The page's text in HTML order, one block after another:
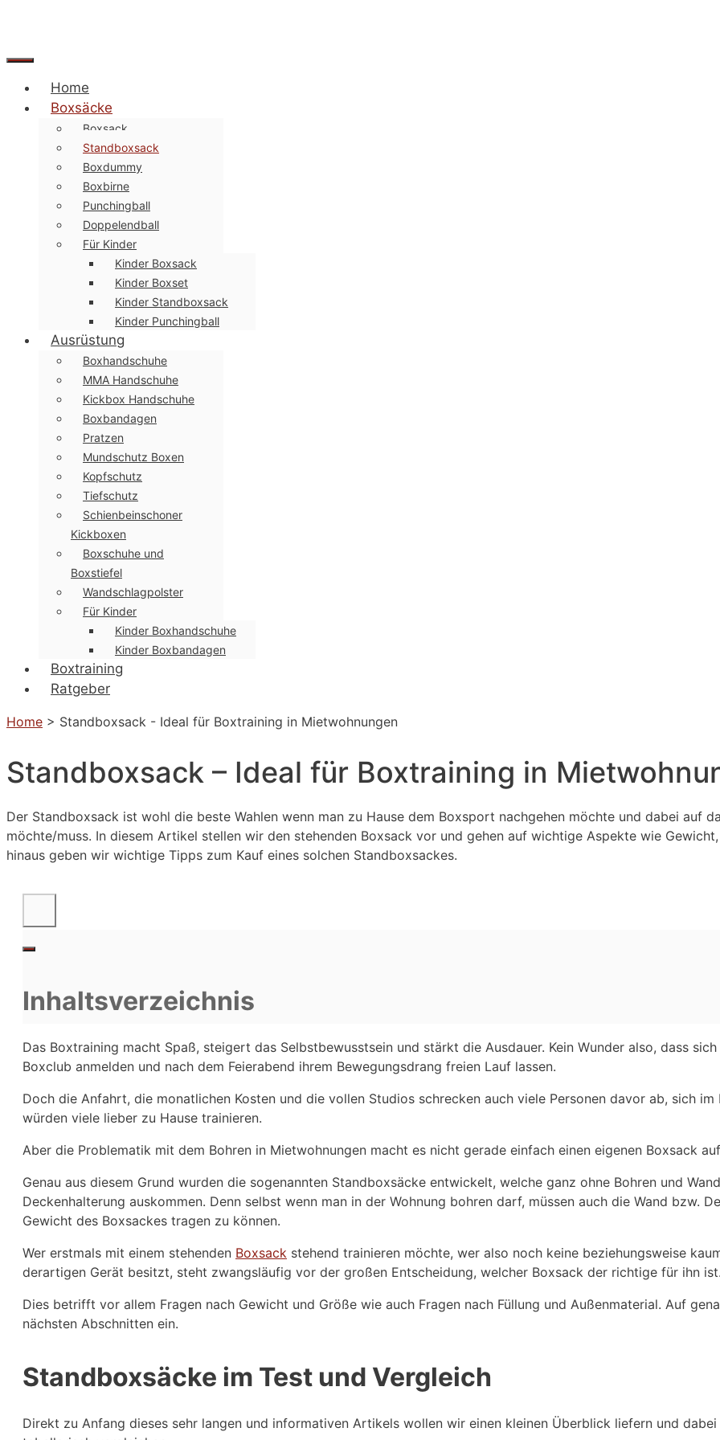
Menü
Home
Boxsäcke
Boxsack
Standboxsack
Boxdummy
Boxbirne
Punchingball
Doppelendball
Für Kinder
Kinder Boxsack
Kinder Boxset
Kinder Standboxsack
Kinder Punchingball
Ausrüstung
Boxhandschuhe
MMA Handschuhe
Kickbox Handschuhe
Boxbandagen
Pratzen
Mundschutz Boxen
Kopfschutz
Tiefschutz
Schienbeinschoner
Kickboxen
Boxschuhe und
Boxstiefel
Wandschlagpolster
Für Kinder
Kinder Boxhandschuhe
Kinder Boxbandagen
Boxtraining
Ratgeber
Home > Standboxsack - Ideal für Boxtraining in Mietwohnungen
Standboxsack – Ideal für Boxtraining in
Der Standboxsack ist wohl die beste Wahlen wenn man zu Hause dem Boxsport nachgehen möchte und dabei auf
möchte/muss. In diesem Artikel stellen wir den stehenden Boxsack vor und gehen auf wichtige Aspekte wie
hinaus geben wir wichtige Tipps zum Kauf eines solchen Standboxsackes.
Inhaltsverzeichnis
Das Boxtraining macht Spaß, steigert das Selbstbewusstsein und stärkt die Ausdauer. Kein Wunder also, dass
Boxclub anmelden und nach dem Feierabend ihrem Bewegungsdrang freien Lauf lassen.
Doch die Anfahrt, die monatlichen Kosten und die vollen Studios schrecken auch viele Personen davor ab, sich
würden viele lieber zu Hause trainieren.
Aber die Problematik mit dem Bohren in Mietwohnungen macht es nicht gerade einfach einen eigenen Boxsack
Genau aus diesem Grund wurden die sogenannten Standboxsäcke entwickelt, welche ganz ohne Bohren und
Deckenhalterung auskommen. Denn selbst wenn man in der Wohnung bohren darf, müssen auch die Wand bzw.
Gewicht des Boxsackes tragen zu können.
Wer erstmals mit einem stehenden Boxsack stehend trainieren möchte, wer also noch keine beziehungsweise
derartigen Gerät besitzt, steht zwangsläufig vor der großen Entscheidung, welcher Boxsack der richtige für ihn
Dies betrifft vor allem Fragen nach Gewicht und Größe wie auch Fragen nach Füllung und Außenmaterial. Auf
nächsten Abschnitten ein.
Standboxsäcke im Test und Vergleich
Direkt zu Anfang dieses sehr langen und informativen Artikels wollen wir einen kleinen Überblick liefern und